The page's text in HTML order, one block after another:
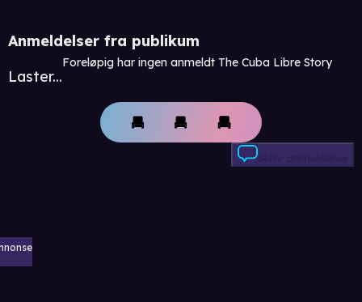
Anmeldelser fra publikum
Laster...
Foreløpig har ingen anmeldt The Cuba Libre Story
Skriv anmeldelse